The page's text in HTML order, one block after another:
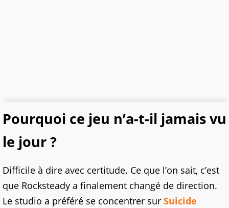
Pourquoi ce jeu n’a-t-il jamais vu
le jour ?
Difficile à dire avec certitude. Ce que l’on sait, c’est
que Rocksteady a finalement changé de direction.
Le studio a préféré se concentrer sur Suicide